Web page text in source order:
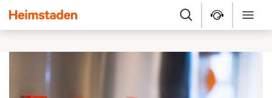
Heimstaden
Zoek Service &Menu